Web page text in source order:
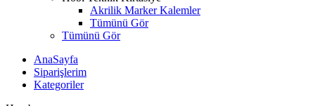
Akrilik Marker Kalemler
Tümünü Gör
Tümünü Gör
AnaSayfa
Siparişlerim
Kategoriler